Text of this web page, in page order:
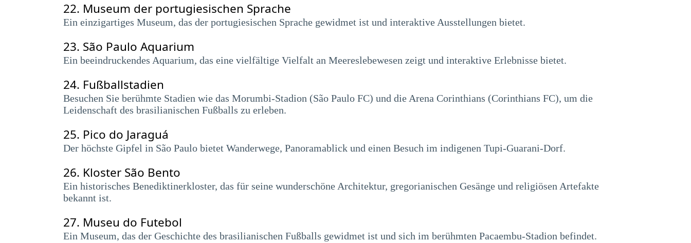
22. Museum der portugiesischen Sprache
Ein einzigartiges Museum, das der portugiesischen Sprache gewidmet ist und interaktive Ausstellungen bietet.
23. São Paulo Aquarium
Ein beeindruckendes Aquarium, das eine vielfältige Vielfalt an Meereslebewesen zeigt und interaktive Erlebnisse bietet.
24. Fußballstadien
Besuchen Sie berühmte Stadien wie das Morumbi-Stadion (São Paulo FC) und die Arena Corinthians (Corinthians FC), um die
Leidenschaft des brasilianischen Fußballs zu erleben.
25. Pico do Jaraguá
Der höchste Gipfel in São Paulo bietet Wanderwege, Panoramablick und einen Besuch im indigenen Tupi-Guarani-Dorf.
26. Kloster São Bento
Ein historisches Benediktinerkloster, das für seine wunderschöne Architektur, gregorianischen Gesänge und religiösen Artefakte
bekannt ist.
27. Museu do Futebol
Ein Museum, das der Geschichte des brasilianischen Fußballs gewidmet ist und sich im berühmten Pacaembu-Stadion befindet.